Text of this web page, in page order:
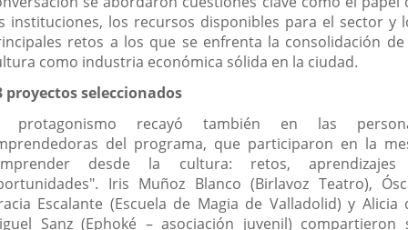
instituciones, los recursos disponibles para el sector y
retos a los que se enfrenta la consolidación de
como industria económica sólida en la ciudad.
proyectos seleccionados
protagonismo recayó también en las
del programa, que participaron en la
desde la cultura: retos,
Iris Muñoz Blanco (Birlavoz Teatro),
Escalante (Escuela de Magia de Valladolid) y Alicia
Sanz (Ephoké – asociación juvenil) compartieron